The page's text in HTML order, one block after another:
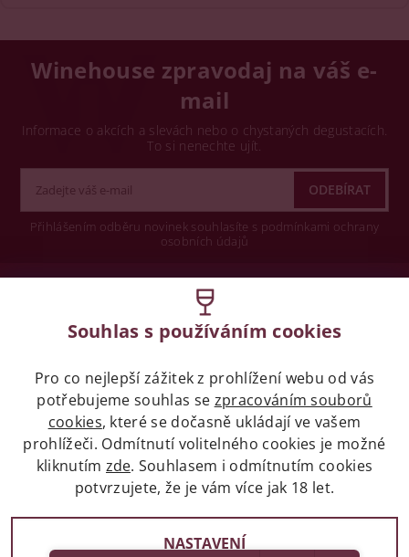
Winehouse zpravodaj na váš e-
mail
Informace o akcích a slevách nebo o chystaných degustacích.
To si nenechte ujít.
Přihlášením odběru novinek souhlasíte s podmínkami ochrany
osobních údajů
Legislativa
Zákaz prodeje alkoholických nápojů osobám
mladších 18 let.
Naše služby
Souhlas s používáním cookies
Pro co nejlepší zážitek z prohlížení webu od vás
potřebujeme souhlas se zpracováním souborů
cookies, které se dočasně ukládají ve vašem
prohlížeči. Odmítnutí volitelného cookies je možné
kliknutím zde. Souhlasem i odmítnutím cookies
potvrzujete, že je vám více jak 18 let.
NASTAVENÍ